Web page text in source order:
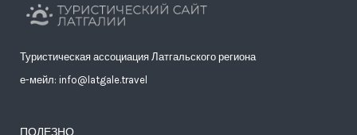
Туристическая ассоциация Латгальского региона
е-мейл: info@latgale.travel
ПОЛЕЗНО